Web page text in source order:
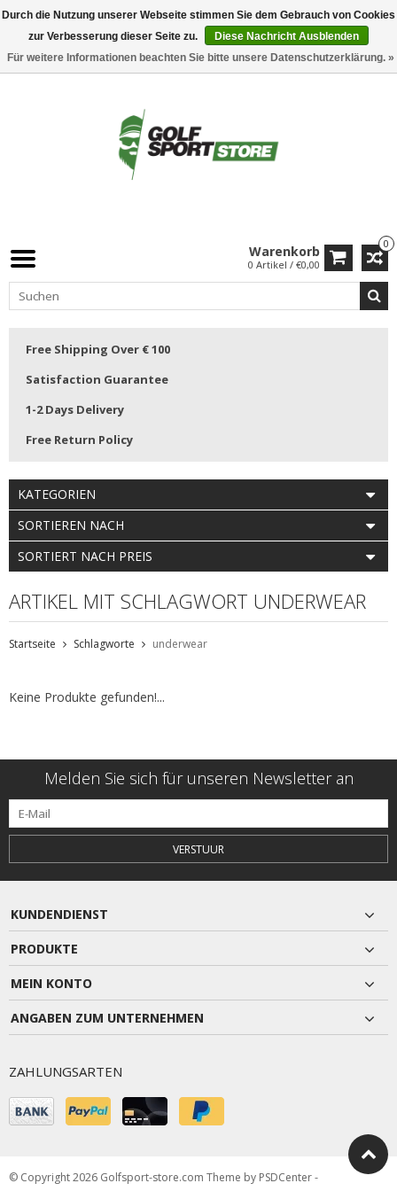
0
Warenkorb
0 Artikel / €0,00
Free Shipping Over € 100
Satisfaction Guarantee
1-2 Days Delivery
Free Return Policy
KATEGORIEN
SORTIEREN NACH
SORTIERT NACH PREIS
ARTIKEL MIT SCHLAGWORT UNDERWEAR
Startseite Schlagworte underwear
Keine Produkte gefunden!...
Melden Sie sich für unseren Newsletter an
VERSTUUR
KUNDENDIENST
PRODUKTE
MEIN KONTO
ANGABEN ZUM UNTERNEHMEN
ZAHLUNGSARTEN
© Copyright 2026 Golfsport-store.com Theme by PSDCenter-
Durch die Nutzung unserer Webseite stimmen Sie dem Gebrauch von Cookies
zur Verbesserung dieser Seite zu.
Diese Nachricht Ausblenden
Für weitere Informationen beachten Sie bitte unsere Datenschutzerklärung. »